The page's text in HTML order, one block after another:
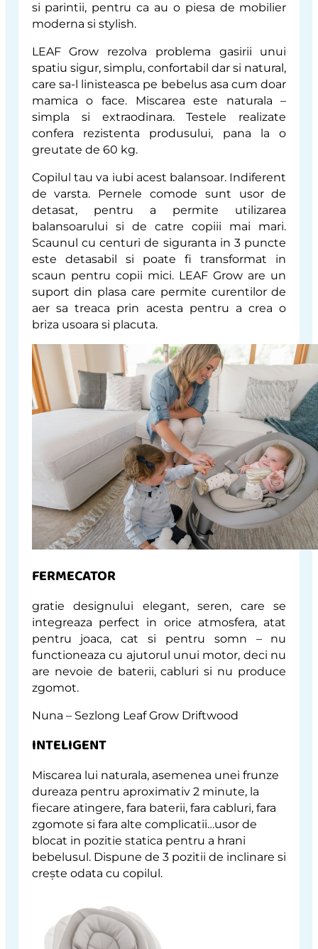
si parintii, pentru ca au o piesa de mobilier
moderna si stylish.
LEAF Grow rezolva problema gasirii unui
spatiu sigur, simplu, confortabil dar si natural,
care sa-l linisteasca pe bebelus asa cum doar
mamica o face. Miscarea este naturala –
simpla si extraodinara. Testele realizate
confera rezistenta produsului, pana la o
greutate de 60 kg.
Copilul tau va iubi acest balansoar. Indiferent
de varsta. Pernele comode sunt usor de
detasat, pentru a permite utilizarea
balansoarului si de catre copiii mai mari.
Scaunul cu centuri de siguranta in 3 puncte
este detasabil si poate fi transformat in
scaun pentru copii mici. LEAF Grow are un
suport din plasa care permite curentilor de
aer sa treaca prin acesta pentru a crea o
briza usoara si placuta.
FERMECATOR
gratie designului elegant, seren, care se
integreaza perfect in orice atmosfera, atat
pentru joaca, cat si pentru somn – nu
functioneaza cu ajutorul unui motor, deci nu
are nevoie de baterii, cabluri si nu produce
zgomot.
Nuna – Sezlong Leaf Grow Driftwood
INTELIGENT
Miscarea lui naturala, asemenea unei frunze
dureaza pentru aproximativ 2 minute, la
fiecare atingere, fara baterii, fara cabluri, fara
zgomote si fara alte complicatii…usor de
blocat in pozitie statica pentru a hrani
bebelusul. Dispune de 3 pozitii de inclinare si
crește odata cu copilul.